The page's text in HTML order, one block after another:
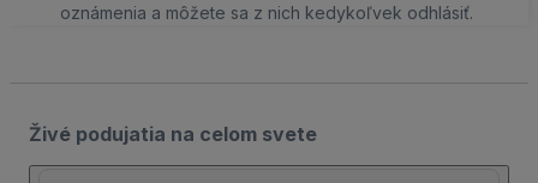
oznámenia a môžete sa z nich kedykoľvek odhlásiť.
Živé podujatia na celom svete